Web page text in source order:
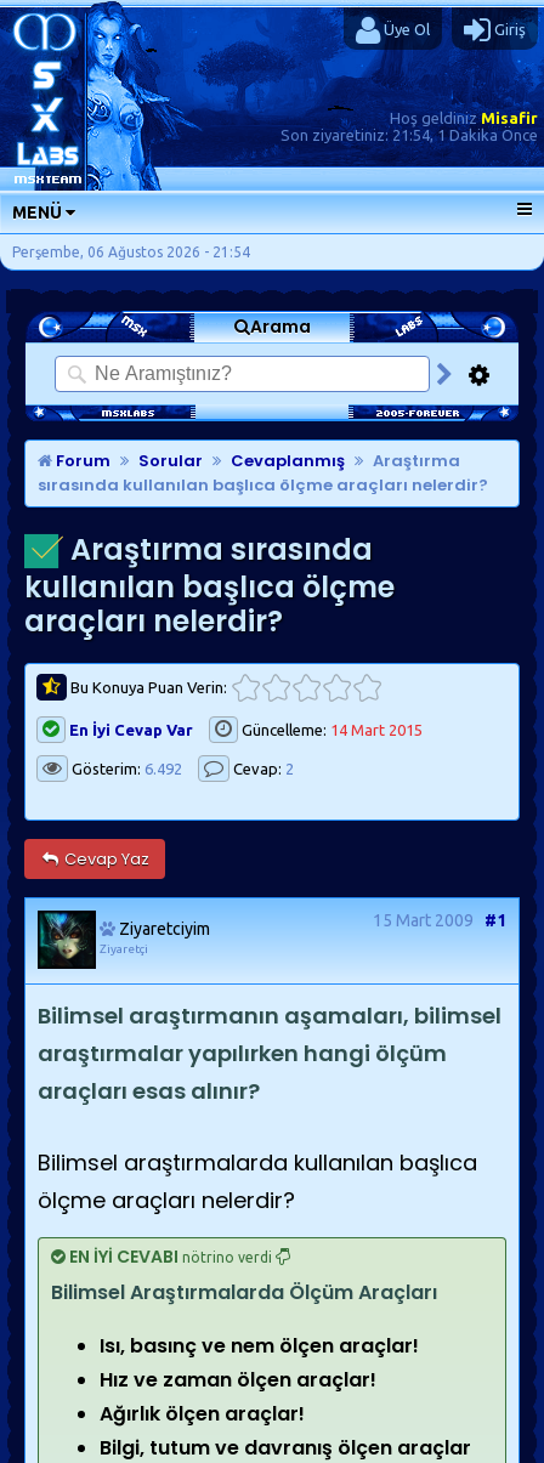
Üye Ol Giriş
Hoş geldinizMisafir
Son ziyaretiniz: 21:54, 1 Dakika Önce
MENÜ
ANA SAYFA
FORUMLAR
SORU-CEVAP
GÜNLÜKLER
SON MESAJLAR
KISAYOLLAR
Perşembe, 06 Ağustos 2026 - 21:54
Arama
Forum Sorular Cevaplanmış
Araştırma
sırasında kullanılan başlıca ölçme araçları nelerdir?
Araştırma sırasında
kullanılan başlıca ölçme
araçları nelerdir?
Bu Konuya Puan Verin:
En İyi Cevap Var Güncelleme: 14 Mart 2015
Gösterim: 6.492 Cevap: 2
Cevap Yaz
Ziyaretciyim
Ziyaretçi
15 Mart 2009 #1
Bilimsel araştırmanın aşamaları, bilimsel
araştırmalar yapılırken hangi ölçüm
araçları esas alınır?
Bilimsel araştırmalarda kullanılan başlıca
ölçme araçları nelerdir?
EN İYİ CEVABI nötrino verdi
Bilimsel Araştırmalarda Ölçüm Araçları
Isı, basınç ve nem ölçen araçlar!
Hız ve zaman ölçen araçlar!
Ağırlık ölçen araçlar!
Bilgi, tutum ve davranış ölçen araçlar